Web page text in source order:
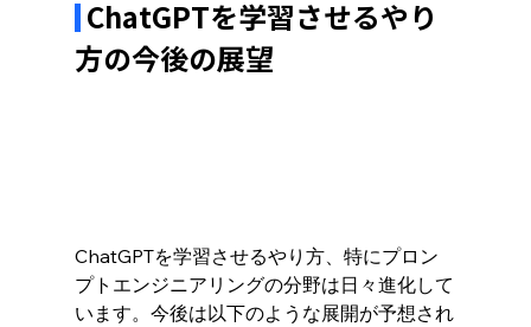
ChatGPTを学習させるやり
方の今後の展望
ChatGPTを学習させるやり方、特にプロン
プトエンジニアリングの分野は日々進化して
います。今後は以下のような展開が予想され